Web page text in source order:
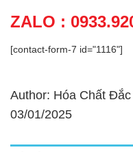
ZALO :
[contact-form-7 id="1116"]
Author: Hóa Chất
03/01/2025